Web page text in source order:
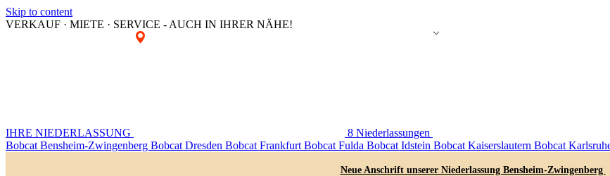
Skip to content
VERKAUF · MIETE · SERVICE - AUCH IN IHRER NÄHE!
IHRE NIEDERLASSUNG
8 Niederlassungen
Bobcat Bensheim-Zwingenberg Bobcat Dresden Bobcat Frankfurt Bobcat Fulda Bobcat Idstein Bobcat Kaiserslautern Bobcat
Neue Anschrift unserer Niederlassung Bensheim-Zwingenberg